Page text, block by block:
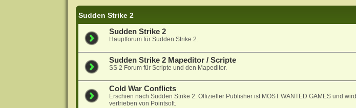
Sudden Strike 2
Sudden Strike 2
Hauptforum für Sudden Strike 2.
Sudden Strike 2 Mapeditor / Scripte
SS 2 Forum für Scripte und den Mapeditor.
Cold War Conflicts
Erschien nach Sudden Strike 2. Offizieller Publisher ist MOST WANTED GAMES und wird
vertrieben von Pointsoft.